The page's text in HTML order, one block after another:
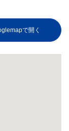
で開く